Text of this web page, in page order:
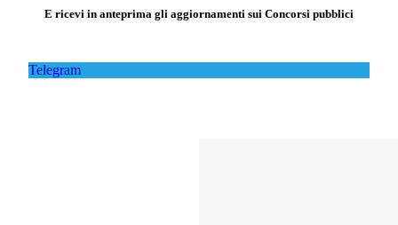
E ricevi in anteprima gli aggiornamenti sui Concorsi pubblici
Telegram